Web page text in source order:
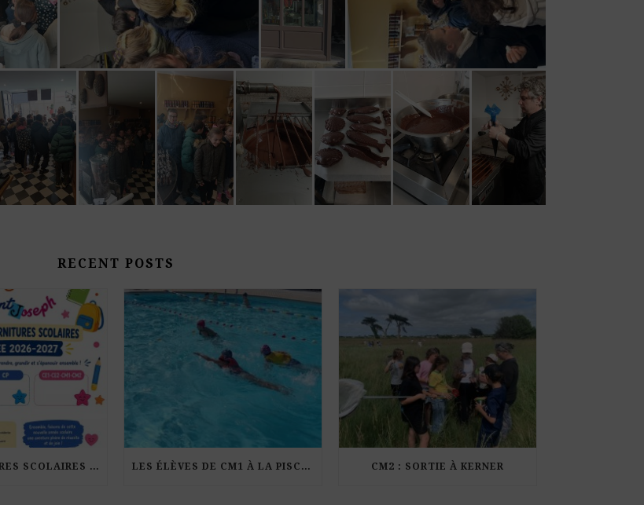
RECENT POSTS
LES FOURNITURES SCOLAIRES POUR LA RENTRÉE 2026-27 LES ÉLÈVES DE CM1 À LA PISCINE MUNICIPALE DE KERDURAND CM2 : SORTIE À KERNER